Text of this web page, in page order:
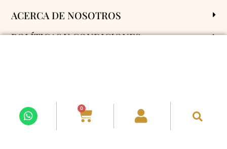
0
ACERCA DE NOSOTROS
POLÍTICAS Y CONDICIONES